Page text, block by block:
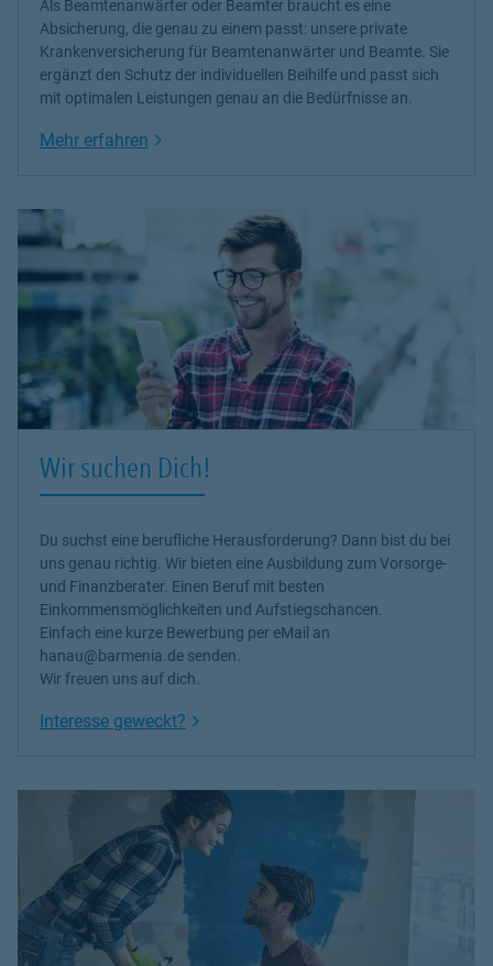
Als Beamtenanwärter oder Beamter braucht es eine
Absicherung, die genau zu einem passt: unsere private
Krankenversicherung für Beamtenanwärter und Beamte. Sie
ergänzt den Schutz der individuellen Beihilfe und passt sich
mit optimalen Leistungen genau an die Bedürfnisse an.
Mehr erfahren Link Opens in New Tab
Wir suchen Dich!
Du suchst eine berufliche Herausforderung? Dann bist du bei
uns genau richtig. Wir bieten eine Ausbildung zum Vorsorge-
und Finanzberater. Einen Beruf mit besten
Einkommensmöglichkeiten und Aufstiegschancen.
Einfach eine kurze Bewerbung per eMail an
hanau@barmenia.de senden.
Wir freuen uns auf dich.
Interesse geweckt? Link Opens in New Tab